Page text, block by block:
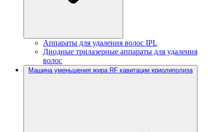
Аппараты для удаления волос IPL
Диодные трилазерные аппараты для удаления
волос
Машина уменьшения жира RF кавитации криолиполиза